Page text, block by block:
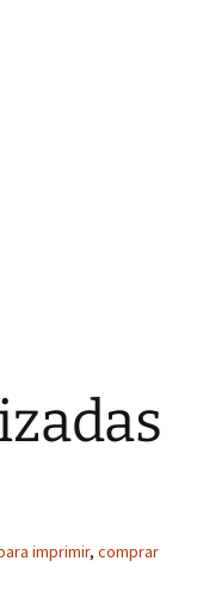
imprimir, comprar